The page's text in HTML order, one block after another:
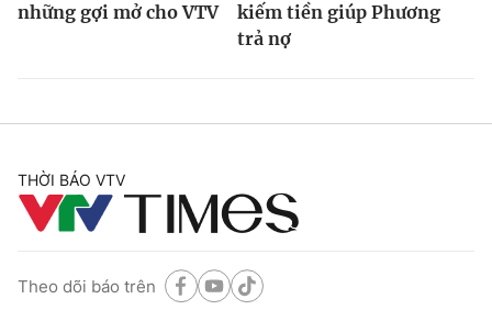
những gợi mở cho VTV
kiếm tiền giúp Phương
trả nợ
THỜI BÁO VTV
Theo dõi báo trên